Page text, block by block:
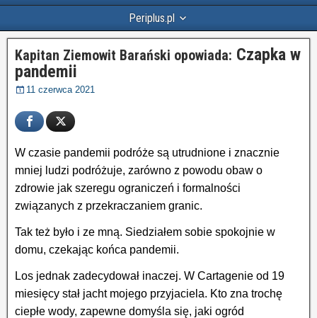
Periplus.pl
Kapitan Ziemowit Barański opowiada: Czapka w
pandemii
11 czerwca 2021
W czasie pandemii podróże są utrudnione i znacznie
mniej ludzi podróżuje, zarówno z powodu obaw o
zdrowie jak szeregu ograniczeń i formalności
związanych z przekraczaniem granic.
Tak też było i ze mną. Siedziałem sobie spokojnie w
domu, czekając końca pandemii.
Los jednak zadecydował inaczej. W Cartagenie od 19
miesięcy stał jacht mojego przyjaciela. Kto zna trochę
ciepłe wody, zapewne domyśla się, jaki ogród